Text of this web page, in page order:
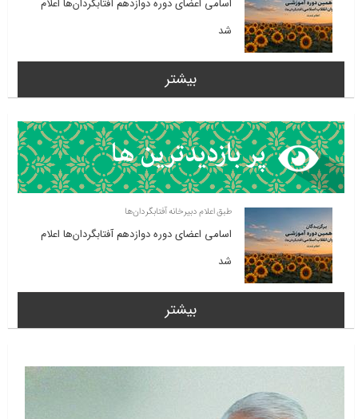
اسامی اعضای دوره دوازدهم آفتابگردان‌ها اعلام
شد
بیشتر
طبق اعلام دبیرخانه آفتابگردان‌ها
اسامی اعضای دوره دوازدهم آفتابگردان‌ها اعلام
شد
بیشتر